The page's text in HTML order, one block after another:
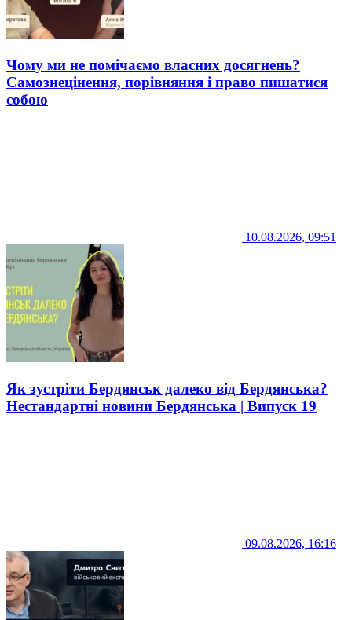
Чому ми не помічаємо власних досягнень?
Самознецінення, порівняння і право пишатися
собою
10.08.2026, 09:51
Як зустріти Бердянськ далеко від Бердянська?
Нестандартні новини Бердянська | Випуск 19
09.08.2026, 16:16